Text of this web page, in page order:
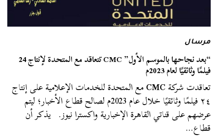
مرسال
“بعد نجاحها بالموسم الأول” CMC تتعاقد مع المتحدة لإنتاج 24
فيلمًا وثائقيًا لعام 2023م
تعاقدت شركةCMCمع المتحدة للخدمات الإعلامية على إنتاج
٢٤ فيلمًا وثائقيًا خلال عام 2023م لصالح قطاع الأخبار؛ ليتم
عرضهم على قناتي القاهرة الإخبارية واكسترا نيوز. يذكر أن
قطاع…